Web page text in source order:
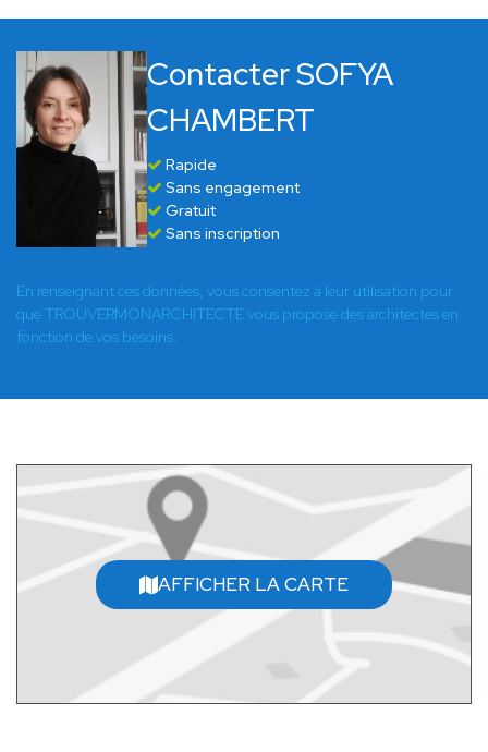
Contacter SOFYA
CHAMBERT
Rapide
Sans engagement
Gratuit
Sans inscription
En renseignant ces données, vous consentez à leur utilisation pour
que TROUVERMONARCHITECTE vous propose des architectes en
fonction de vos besoins.
AFFICHER LA CARTE